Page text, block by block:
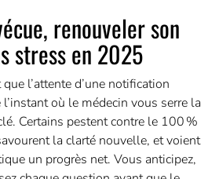
renouveler son
stress en 2025
l’attente d’une notification
où le médecin vous serre la
Certains pestent contre le 100 %
la clarté nouvelle, et voient
un progrès net. Vous anticipez,